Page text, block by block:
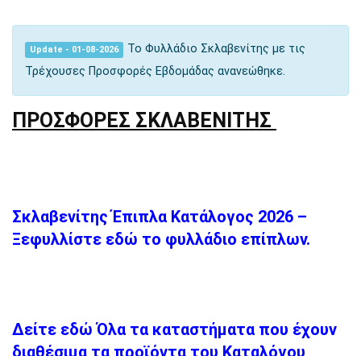
Update - 01-08-2026
Το Φυλλάδιο Σκλαβενίτης με τις
Τρέχουσες Προσφορές Εβδομάδας ανανεώθηκε.
ΠΡΟΣΦΟΡΕΣ ΣΚΛΑΒΕΝΙΤΗΣ
Σκλαβενίτης Έπιπλα Κατάλογος 2026 –
Ξεφυλλίστε εδώ το φυλλάδιο επίπλων.
Δείτε εδώ Όλα τα καταστήματα που έχουν
διαθέσιμα τα προϊόντα του Καταλόγου